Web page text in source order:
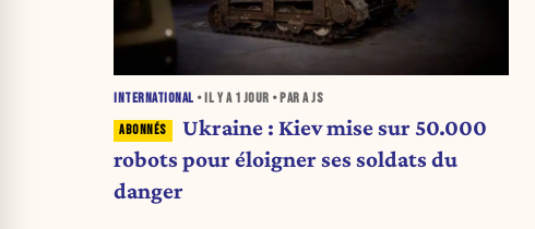
INTERNATIONAL • IL Y A 1 JOUR • PAR A JS
Ukraine : Kiev mise sur 50.000
robots pour éloigner ses soldats du
danger